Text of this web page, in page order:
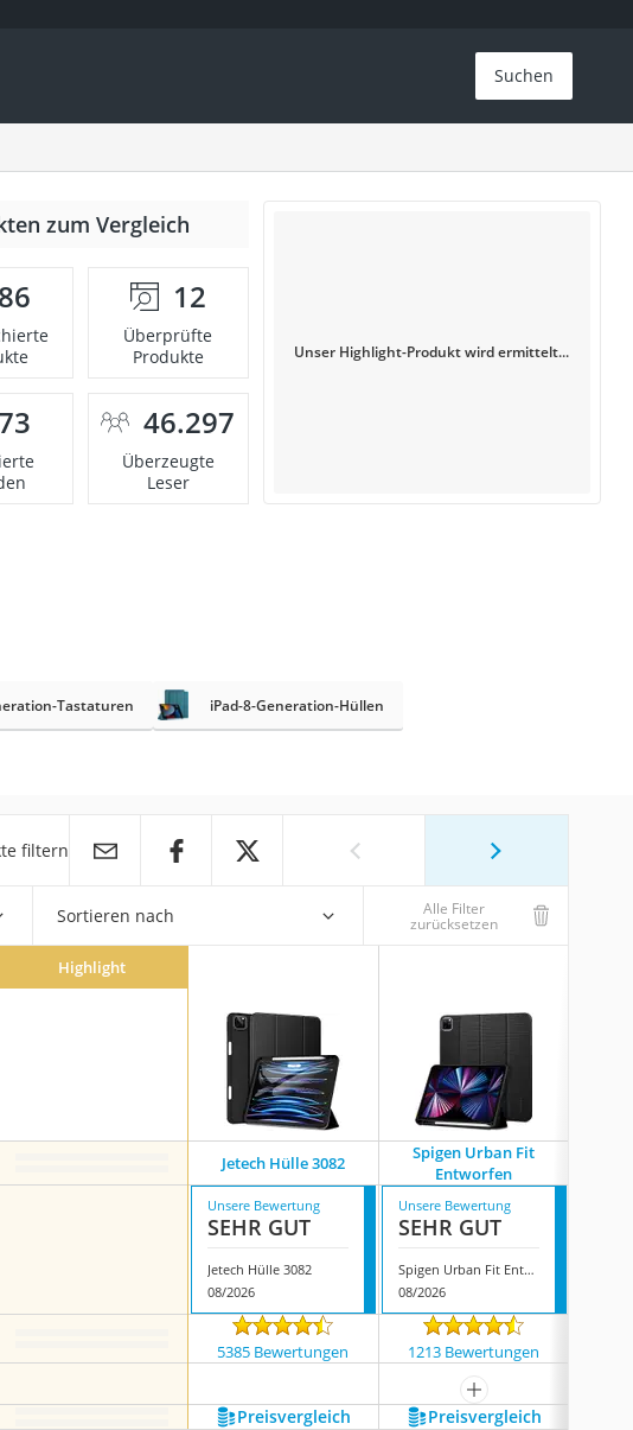
Suchen
zum Vergleich
86 12
Überprüfte
Produkte
46.297
Überzeugte
Leser
Unser Highlight-Produkt wird ermittelt...
Tastaturen iPad-8-Generation-Hüllen
filtern
Sortieren nach Alle Filter
zurücksetzen
Highlight
Jetech Hülle 3082
Spigen Urban Fit
Entworfen
Unsere Bewertung
SEHR GUT
Jetech Hülle 3082
08/2026
Unsere Bewertung
SEHR GUT
Spigen Urban Fit Entworfen
08/2026
5385 Bewertungen 1213 Bewertungen
mehr anzeigen
Preis­vergleich Preis­vergleich